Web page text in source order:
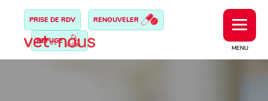
MENU
PRISE DE RDV RENOUVELER
REFUGE